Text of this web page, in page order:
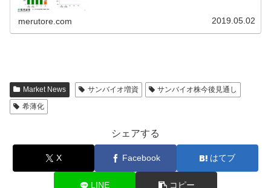
merutore.com 2019.05.02
Market News サンバイオ増資
サンバイオ株今後見通し
希薄化
シェアする
X Facebook はてブ
LINE コピー